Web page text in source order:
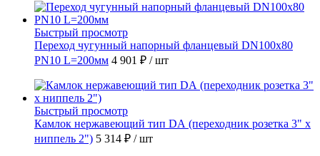
Быстрый просмотр
Переход чугунный напорный фланцевый DN100х80
PN10 L=200мм 4 901 ₽ / шт
Быстрый просмотр
Камлок нержавеющий тип DА (переходник розетка 3" х
ниппель 2") 5 314 ₽ / шт